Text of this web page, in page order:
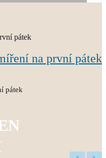
na první pátek
pátek